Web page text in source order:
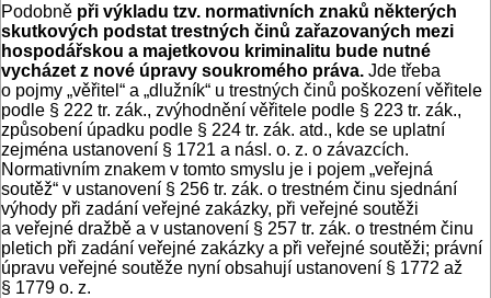
Podobně při výkladu tzv. normativních znaků některých
skutkových podstat trestných činů zařazovaných mezi
hospodářskou a majetkovou kriminalitu bude nutné
vycházet z nové úpravy soukromého práva. Jde třeba
o pojmy „věřitel“ a „dlužník“ u trestných činů poškození věřitele
podle § 222 tr. zák., zvýhodnění věřitele podle § 223 tr. zák.,
způsobení úpadku podle § 224 tr. zák. atd., kde se uplatní
zejména ustanovení § 1721 a násl. o. z. o závazcích.
Normativním znakem v tomto smyslu je i pojem „veřejná
soutěž“ v ustanovení § 256 tr. zák. o trestném činu sjednání
výhody při zadání veřejné zakázky, při veřejné soutěži
a veřejné dražbě a v ustanovení § 257 tr. zák. o trestném činu
pletich při zadání veřejné zakázky a při veřejné soutěži; právní
úpravu veřejné soutěže nyní obsahují ustanovení § 1772 až
§ 1779 o. z.